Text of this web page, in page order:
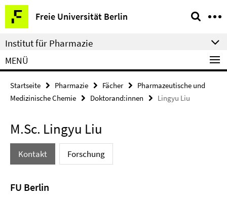
Springe
direkt
zu
Inhalt
Freie Universität Berlin
Service-
Navigation
Institut für Pharmazie
MENÜ
Startseite Pharmazie Fächer
Pharmazeutische und
Medizinische Chemie
Doktorand:innen Lingyu Liu
M.Sc. Lingyu Liu
Kontakt Forschung
FU Berlin